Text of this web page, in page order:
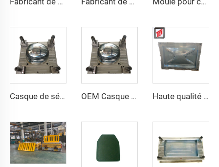
Casque de sécurité tactique PE et aramide résistant à la coupe, haute résistance, casque tactique de protection OEM Casque de Sécurité Durable Produits de Compression Plastique du Fabricant de Moules Plastiques Chine Taizhou Haute qualité GRP Réservoirs Modulaires d'Eau/FRB réservoir d'eau/GPR moule de panneau de réservoir d'eau